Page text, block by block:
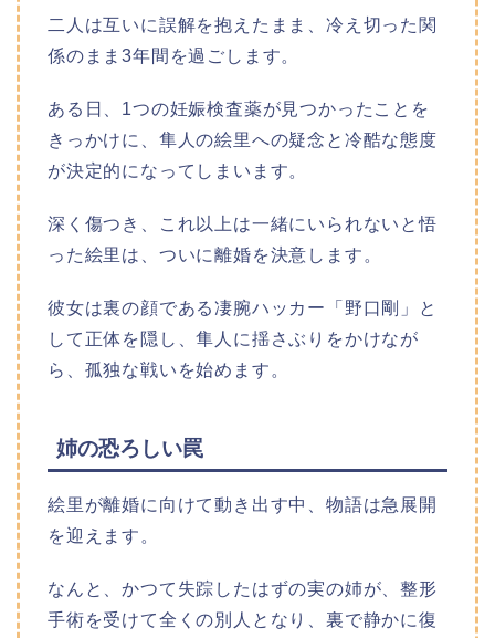
二人は互いに誤解を抱えたまま、冷え切った関
係のまま3年間を過ごします。
ある日、1つの妊娠検査薬が見つかったことを
きっかけに、隼人の絵里への疑念と冷酷な態度
が決定的になってしまいます。
深く傷つき、これ以上は一緒にいられないと悟
った絵里は、ついに離婚を決意します。
彼女は裏の顔である凄腕ハッカー「野口剛」と
して正体を隠し、隼人に揺さぶりをかけなが
ら、孤独な戦いを始めます。
姉の恐ろしい罠
絵里が離婚に向けて動き出す中、物語は急展開
を迎えます。
なんと、かつて失踪したはずの実の姉が、整形
手術を受けて全くの別人となり、裏で静かに復